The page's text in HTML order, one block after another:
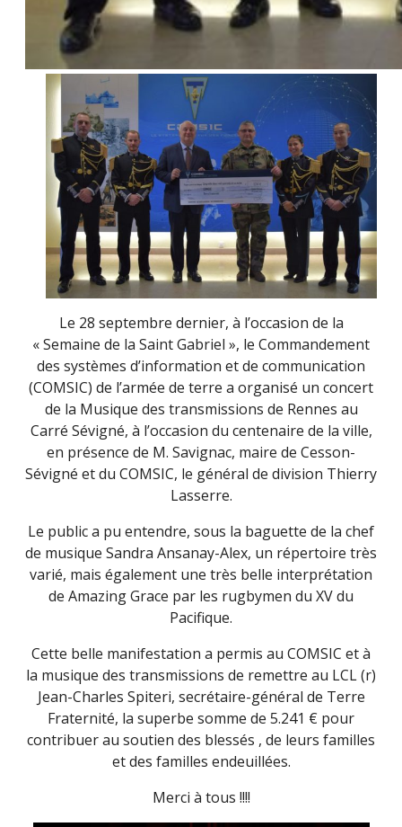
Le 28 septembre dernier, à l’occasion de la
« Semaine de la Saint Gabriel », le Commandement
des systèmes d’information et de communication
(COMSIC) de l’armée de terre a organisé un concert
de la Musique des transmissions de Rennes au
Carré Sévigné, à l’occasion du centenaire de la ville,
en présence de M. Savignac, maire de Cesson-
Sévigné et du COMSIC, le général de division Thierry
Lasserre.
Le public a pu entendre, sous la baguette de la chef
de musique Sandra Ansanay-Alex, un répertoire très
varié, mais également une très belle interprétation
de Amazing Grace par les rugbymen du XV du
Pacifique.
Cette belle manifestation a permis au COMSIC et à
la musique des transmissions de remettre au LCL (r)
Jean-Charles Spiteri, secrétaire-général de Terre
Fraternité, la superbe somme de 5.241 € pour
contribuer au soutien des blessés , de leurs familles
et des familles endeuillées.
Merci à tous !!!!